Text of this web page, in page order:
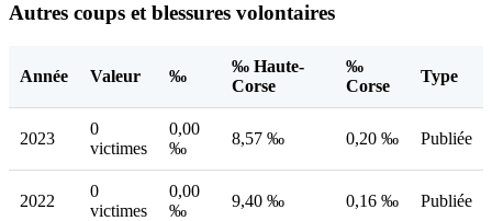
Autres coups et blessures volontaires
Année Valeur ‰
‰ Haute-
Corse
‰
Corse
Type
2023
0
victimes
0,00
‰
8,57 ‰ 0,20 ‰ Publiée
2022
0
victimes
0,00
‰
9,40 ‰ 0,16 ‰ Publiée